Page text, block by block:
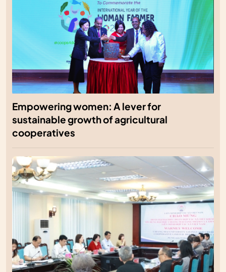
Empowering women: A lever for
sustainable growth of agricultural
cooperatives